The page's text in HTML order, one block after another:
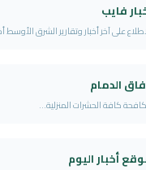
فايب
على آخر أخبار وتقارير الشرق الأوسط
الدمام
كافة الحشرات المنزلية...
أخبار اليوم